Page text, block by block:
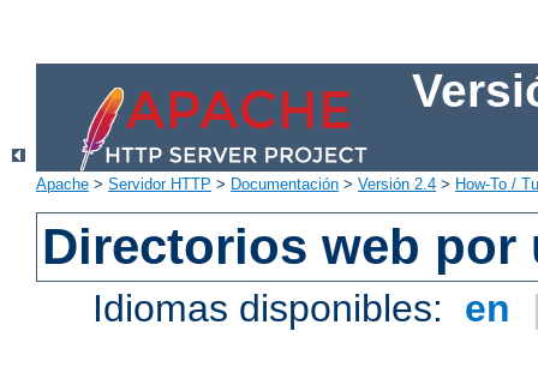
Apache > Servidor HTTP > Documentación > Versión 2.4 > How-To /
Directorios web por
Idiomas disponibles: en